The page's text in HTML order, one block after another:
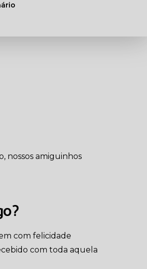
nossos amiguinhos
com felicidade
com toda aquela